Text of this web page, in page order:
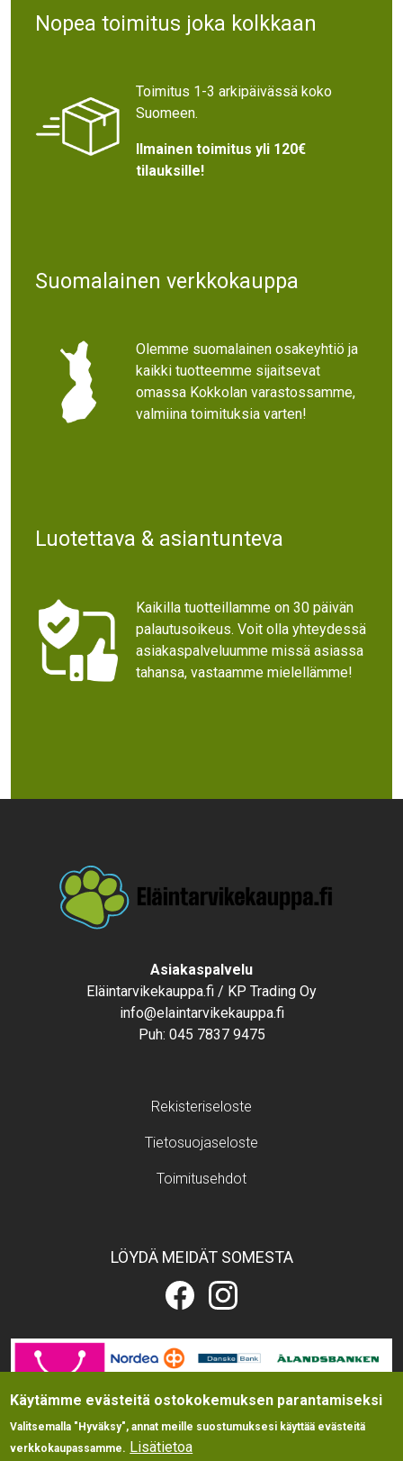
Nopea toimitus joka kolkkaan
Toimitus 1-3 arkipäivässä koko
Suomeen.
Ilmainen toimitus yli 120€
tilauksille!
Suomalainen verkkokauppa
Olemme suomalainen osakeyhtiö ja
kaikki tuotteemme sijaitsevat
omassa Kokkolan varastossamme,
valmiina toimituksia varten!
Luotettava & asiantunteva
Kaikilla tuotteillamme on 30 päivän
palautusoikeus. Voit olla yhteydessä
asiakaspalveluumme missä asiassa
tahansa, vastaamme mielellämme!
Asiakaspalvelu
Eläintarvikekauppa.fi / KP Trading Oy
info@elaintarvikekauppa.fi
Puh: 045 7837 9475
Rekisteriseloste
Tietosuojaseloste
Toimitusehdot
LÖYDÄ MEIDÄT SOMESTA
Eläintarvikekauppa.fi
Facebookissa
Eläintarvikekauppa.fi
Instagramissa
Image
Käytämme evästeitä ostokokemuksen parantamiseksi
Valitsemalla "Hyväksy", annat meille suostumuksesi käyttää evästeitä
verkkokaupassamme. Lisätietoa